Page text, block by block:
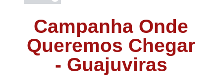
Campanha Onde
Queremos Chegar
- Guajuviras